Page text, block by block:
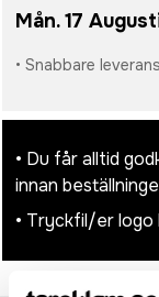
Mån. 17
• Snabbare
• Du får alltid
innan
• Tryckfil/er logo